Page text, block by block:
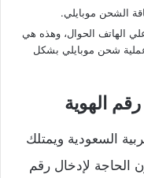
الشحن موبايلي.
الهاتف الحوال، وهذه هي
شحن موبايلي بشكل
الهوية
السعودية ويمتلك
لإدخال رقم